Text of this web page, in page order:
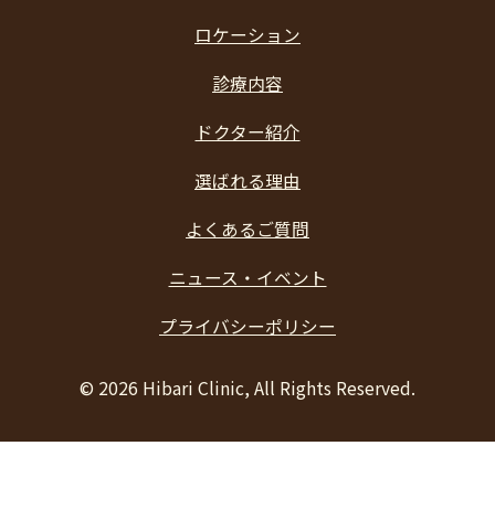
ロケーション
診療内容
ドクター紹介
選ばれる理由
よくあるご質問
ニュース・イベント
プライバシーポリシー
© 2026 Hibari Clinic, All Rights Reserved.